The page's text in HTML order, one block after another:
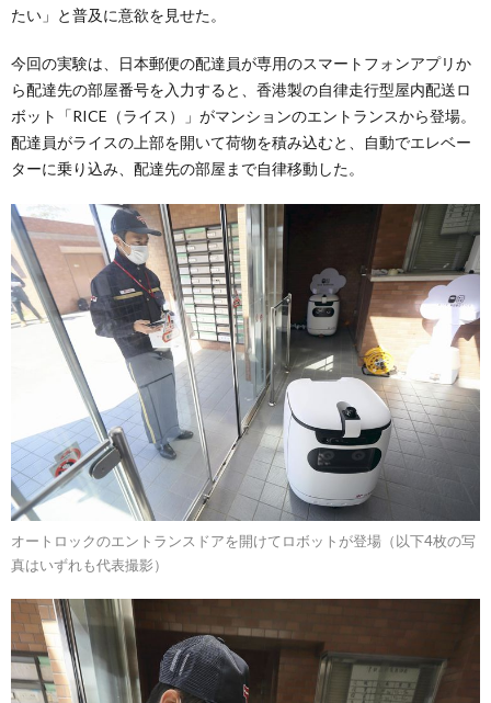
たい」と普及に意欲を見せた。
今回の実験は、日本郵便の配達員が専用のスマートフォンアプリか
ら配達先の部屋番号を入力すると、香港製の自律走行型屋内配送ロ
ボット「RICE（ライス）」がマンションのエントランスから登場。
配達員がライスの上部を開いて荷物を積み込むと、自動でエレベー
ターに乗り込み、配達先の部屋まで自律移動した。
オートロックのエントランスドアを開けてロボットが登場（以下4枚の写
真はいずれも代表撮影）